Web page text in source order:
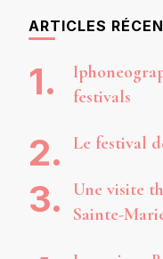
ARTICLES
festivals
Le festival
Une visite
Sainte-